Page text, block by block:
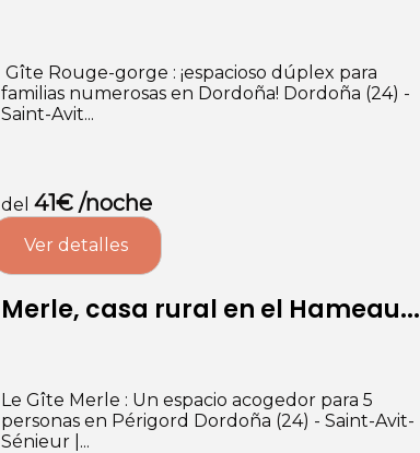
️ Gîte Rouge-gorge : ¡espacioso dúplex para
familias numerosas en Dordoña! Dordoña (24) -
Saint-Avit...
del 41€ /noche
Ver detalles
Merle, casa rural en el Hameau...
Le Gîte Merle : Un espacio acogedor para 5
personas en Périgord Dordoña (24) - Saint-Avit-
Sénieur |...